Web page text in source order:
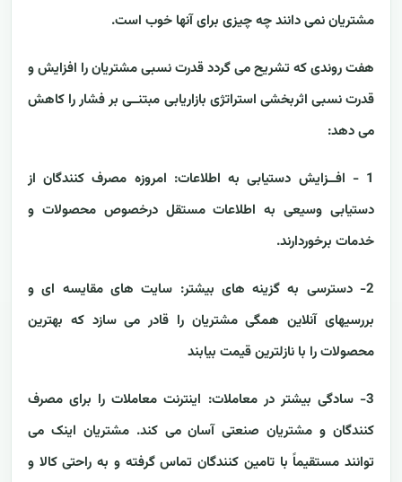
مشتریان نمی دانند چه چیزی برای آنها خوب است.
هفت روندی که تشریح می گردد قدرت نسبی مشتریان را افزایش و
قدرت نسبی اثربخشی استراتژی بازاریابی مبتنــی بر فشار را کاهش
می دهد:
1 - افــزایش دستیابی به اطلاعات
: امروزه مصرف کنندگان از
دستیابی وسیعی به اطلاعات مستقل درخصوص محصولات و
خدمات برخوردارند.
2- دسترسی به گزینه های بیشتر:
سایت های مقایسه ای و
بررسیهای آنلاین همگی مشتریان را قادر می سازد که بهترین
محصولات را با نازلترین قیمت بیابند
3- سادگی بیشتر در معاملات:
اینترنت معاملات را برای مصرف
کنندگان و مشتریان صنعتی آسان می کند. مشتریان اینک می
توانند مستقیماً با تامین کنندگان تماس گرفته و به راحتی کالا و